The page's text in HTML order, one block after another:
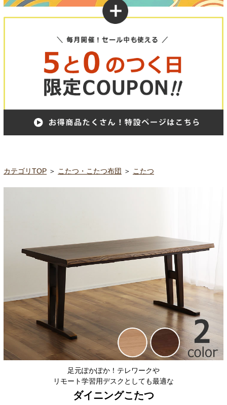
カテゴリTOP ＞ こたつ・こたつ布団 ＞ こたつ
足元ぽかぽか！テレワークや
リモート学習用デスクとしても最適な
ダイニングこたつ